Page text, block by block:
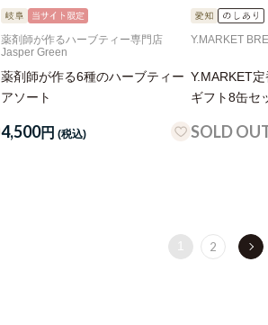
薬剤師が作るハーブティー専門店
Jasper Green
薬剤師が作る6種のハーブティー
アソート
4,500円 (税込)
Y.MARKET
Y.MARKET
ギフト8缶セ
SOLD
1 2